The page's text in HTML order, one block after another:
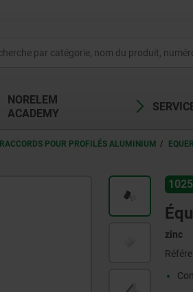
NORELEM
ACADEMY
RACCORDS POUR PROFILÉS ALUMINIUM
zinc